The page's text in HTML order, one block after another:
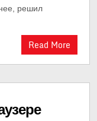
решил
Read More